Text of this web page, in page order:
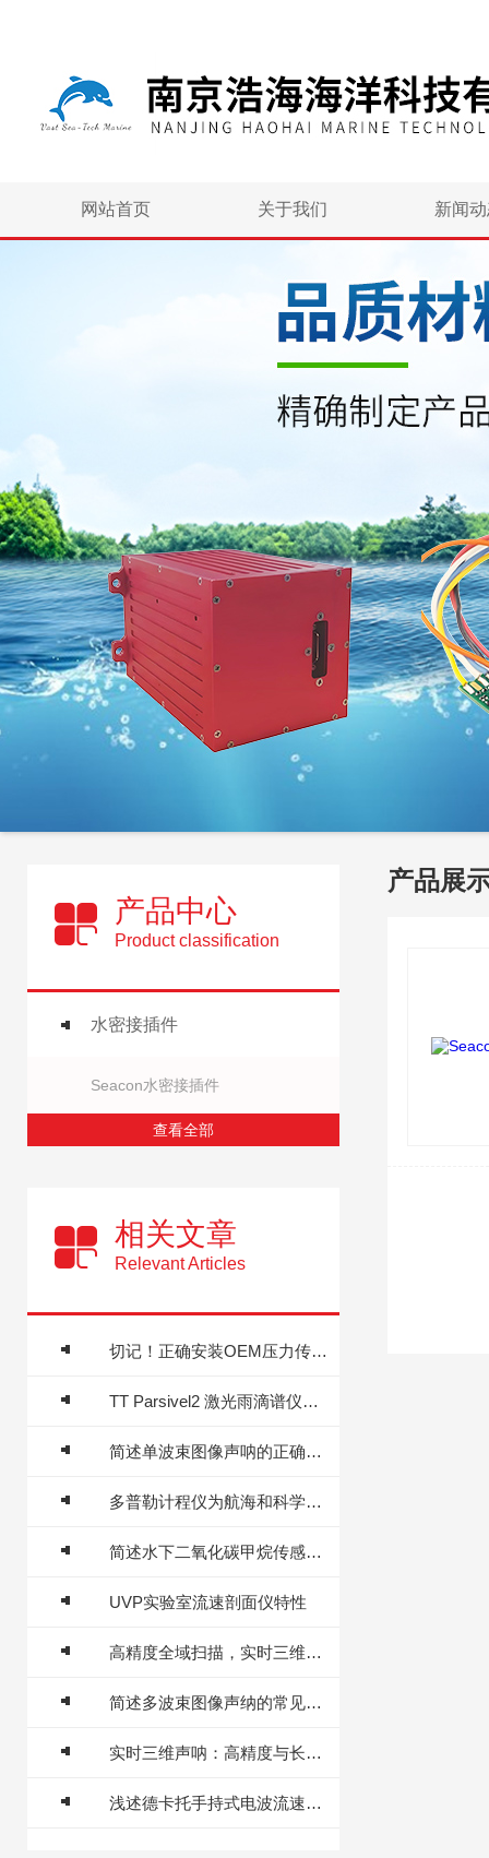
网站首页 关于我们 新闻
产品中心
Product classification
水密接插件
Seacon水密接插件
查看全部
相关文章
Relevant Articles
切记！正确安装OEM压力传感器才能充分发挥性能
TT Parsivel2 激光雨滴谱仪技术特点
简述单波束图像声呐的正确使用方法
多普勒计程仪为航海和科学研究提供了可靠的数据支持
简述水下二氧化碳甲烷传感器的常见故障解决方法
UVP实验室流速剖面仪特性
高精度全域扫描，实时三维声呐重塑水下监测模式
简述多波束图像声纳的常见故障相应解决方法
实时三维声呐：高精度与长寿命的维护策略
浅述德卡托手持式电波流速仪的常见故障解决方法
产品展